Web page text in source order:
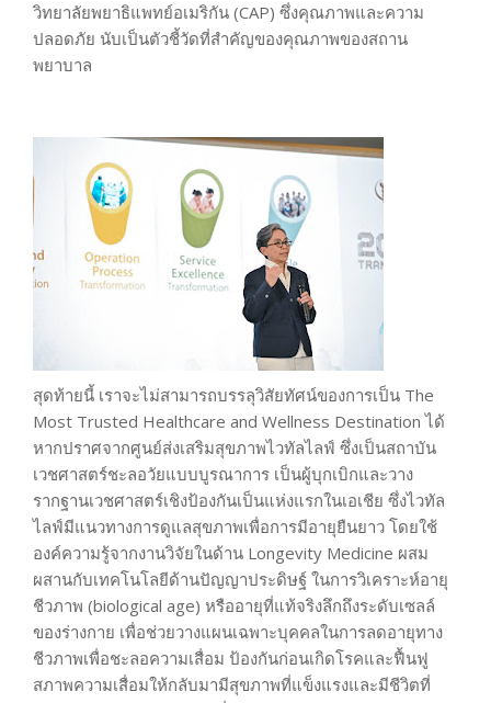
วิทยาลัยพยาธิแพทย์อเมริกัน (CAP) ซึ่งคุณภาพและความ
ปลอดภัย นับเป็นตัวชี้วัดที่สำคัญของคุณภาพของสถาน
พยาบาล
สุดท้ายนี้ เราจะไม่สามารถบรรลุวิสัยทัศน์ของการเป็น The
Most Trusted Healthcare and Wellness Destination ได้
หากปราศจากศูนย์ส่งเสริมสุขภาพไวทัลไลฟ์ ซึ่งเป็นสถาบัน
เวชศาสตร์ชะลอวัยแบบบูรณาการ เป็นผู้บุกเบิกและวาง
รากฐานเวชศาสตร์เชิงป้องกันเป็นแห่งแรกในเอเชีย ซึ่งไวทัล
ไลฟ์มีแนวทางการดูแลสุขภาพเพื่อการมีอายุยืนยาว โดยใช้
องค์ความรู้จากงานวิจัยในด้าน Longevity Medicine ผสม
ผสานกับเทคโนโลยีด้านปัญญาประดิษฐ์ ในการวิเคราะห์อายุ
ชีวภาพ (biological age) หรืออายุที่แท้จริงลึกถึงระดับเซลล์
ของร่างกาย เพื่อช่วยวางแผนเฉพาะบุคคลในการลดอายุทาง
ชีวภาพเพื่อชะลอความเสื่อม ป้องกันก่อนเกิดโรคและฟื้นฟู
สภาพความเสื่อมให้กลับมามีสุขภาพที่แข็งแรงและมีชีวิตที่